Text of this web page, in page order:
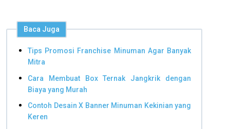
Baca Juga
Tips Promosi Franchise Minuman Agar Banyak
Mitra
Cara Membuat Box Ternak Jangkrik dengan
Biaya yang Murah
Contoh Desain X Banner Minuman Kekinian yang
Keren